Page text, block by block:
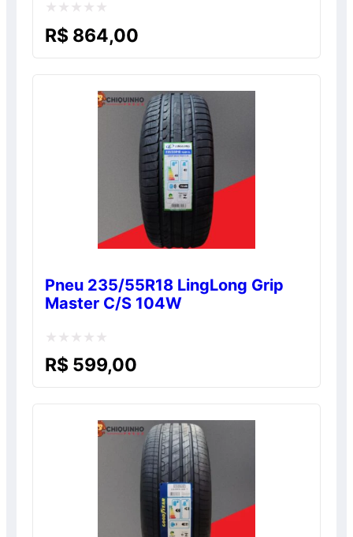
Avaliação
R$ 864,00
Pneu 235/55R18 LingLong Grip
Master C/S 104W
Avaliação
R$ 599,00